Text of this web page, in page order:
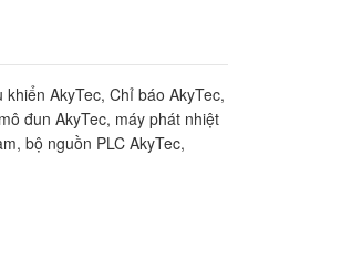
AkyTec, Chỉ báo AkyTec,
đun AkyTec, máy phát nhiệt
bộ nguồn PLC AkyTec,